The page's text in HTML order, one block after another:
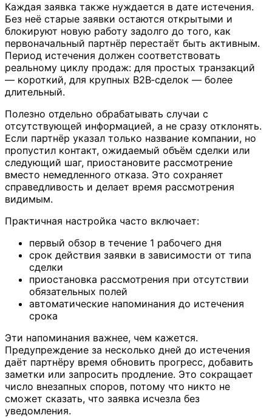
Каждая заявка также нуждается в дате истечения.
Без неё старые заявки остаются открытыми и
блокируют новую работу задолго до того, как
первоначальный партнёр перестаёт быть активным.
Период истечения должен соответствовать
реальному циклу продаж: для простых транзакций
— короткий, для крупных B2B‑сделок — более
длительный.
Полезно отдельно обрабатывать случаи с
отсутствующей информацией, а не сразу отклонять.
Если партнёр указал только название компании, но
пропустил контакт, ожидаемый объём сделки или
следующий шаг, приостановите рассмотрение
вместо немедленного отказа. Это сохраняет
справедливость и делает время рассмотрения
видимым.
Практичная настройка часто включает:
первый обзор в течение 1 рабочего дня
срок действия заявки в зависимости от типа
сделки
приостановка рассмотрения при отсутствии
обязательных полей
автоматические напоминания до истечения
срока
Эти напоминания важнее, чем кажется.
Предупреждение за несколько дней до истечения
даёт партнёру время обновить прогресс, добавить
заметки или запросить продление. Это сокращает
число внезапных споров, потому что никто не
сможет сказать, что заявка исчезла без
уведомления.